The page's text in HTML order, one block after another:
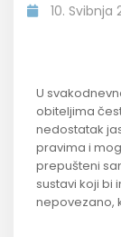
10. Svibnja
U
obiteljima
nedostatak
pravima i
prepušteni
sustavi koji bi
nepovezano,